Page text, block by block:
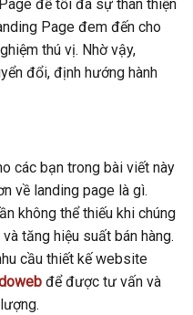
để tối đa sự thân thiện
Page đem đến cho
thú vị. Nhờ vậy,
đổi, định hướng hành
các bạn trong bài viết này
về landing page là gì.
không thể thiếu khi chúng
tăng hiệu suất bán hàng.
cầu thiết kế website
để được tư vấn và